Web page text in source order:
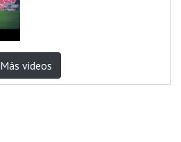
Más videos